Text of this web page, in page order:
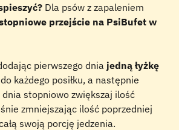
Dla psów z zapaleniem
przejście na PsiBufet w
pierwszego dnia jedną łyżkę
do każdego posiłku, a następnie
dnia stopniowo zwiększaj ilość
zmniejszając ilość poprzedniej
swoją porcję jedzenia.